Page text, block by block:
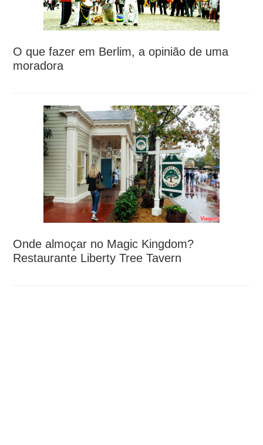
O que fazer em Berlim, a opinião de uma
moradora
Onde almoçar no Magic Kingdom?
Restaurante Liberty Tree Tavern